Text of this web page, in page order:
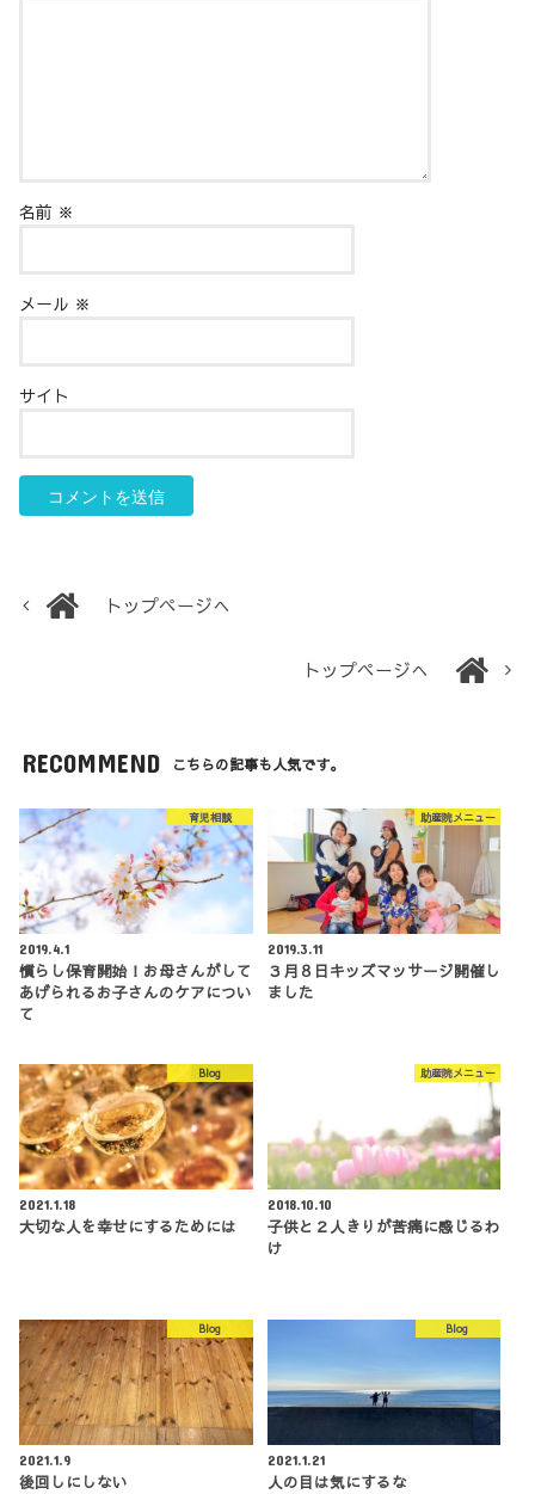
名前 ※
メール ※
サイト
トップページへ
トップページへ
RECOMMEND こちらの記事も人気です。
育児相談
2019.4.1
慣らし保育開始！お母さんがして
あげられるお子さんのケアについ
て
助産院メニュー
2019.3.11
３月８日キッズマッサージ開催し
ました
Blog
2021.1.18
大切な人を幸せにするためには
助産院メニュー
2018.10.10
子供と２人きりが苦痛に感じるわ
け
Blog
2021.1.9
後回しにしない
Blog
2021.1.21
人の目は気にするな